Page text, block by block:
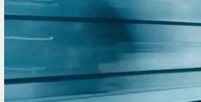
Fliegen durch den
FPV-Videos